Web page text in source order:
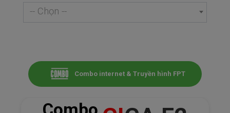
-- Chọn --
Combo internet & Truyền hình FPT